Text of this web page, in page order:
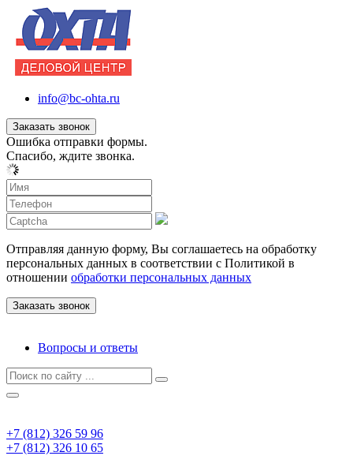
info@bc-ohta.ru
Заказать звонок
Ошибка отправки формы.
Спасибо, ждите звонка.
Отправляя данную форму, Вы соглашаетесь на обработку
персональных данных в соответствии с Политикой в
отношении обработки персональных данных
Вопросы и ответы
+7 (812) 326 59 96
+7 (812) 326 10 65